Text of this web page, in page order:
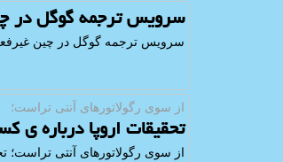
سرویس ترجمه گوگل در
سرویس ترجمه گوگل در چین
از سوی رگولاتورهای آنتی تراست؛
تحقیقات اروپا درباره
از سوی رگولاتورهای آنتی تراست؛